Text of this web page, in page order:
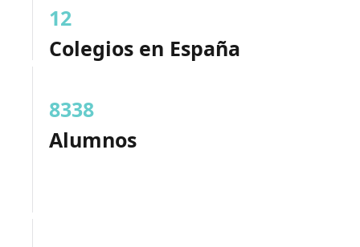
12
Colegios en España
8338
Alumnos